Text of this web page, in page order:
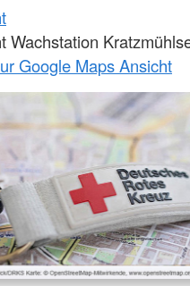
Wachstation
Google Maps Ansicht